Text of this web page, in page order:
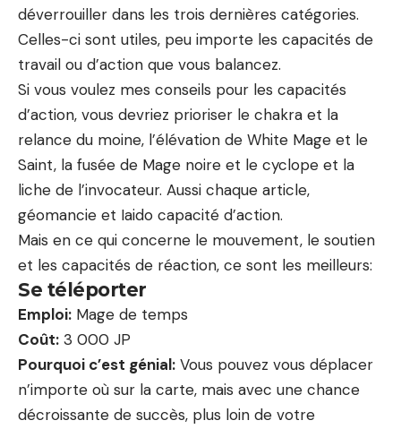
déverrouiller dans les trois dernières catégories.
Celles-ci sont utiles, peu importe les capacités de
travail ou d’action que vous balancez.
Si vous voulez mes conseils pour les capacités
d’action, vous devriez prioriser le chakra et la
relance du moine, l’élévation de White Mage et le
Saint, la fusée de Mage noire et le cyclope et la
liche de l’invocateur. Aussi chaque article,
géomancie et Iaido capacité d’action.
Mais en ce qui concerne le mouvement, le soutien
et les capacités de réaction, ce sont les meilleurs:
Se téléporter
Emploi: Mage de temps
Coût: 3 000 JP
Pourquoi c’est génial: Vous pouvez vous déplacer
n’importe où sur la carte, mais avec une chance
décroissante de succès, plus loin de votre